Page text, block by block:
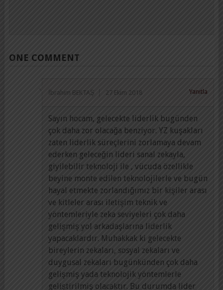
ONE COMMENT
İbrahim BEKTAŞ 27 Ekim 2018 Yanıtla
Sayın hocam, gelecekte liderlik bugünden
çok daha zor olacağa benziyor. YZ kuşakları
zaten liderlik süreçlerini zorlamaya devam
ederken geleceğin lideri sanal zekayla,
giyilebilir teknoloji ile , vücuda özellikle
beyine monte edilen teknolojilerle ve bugün
hayal etmekte zorlandığımız bir kişiler arası
ve kitleler arası iletişim teknik ve
yöntemleriyle zeka seviyeleri çok daha
gelişmiş yol arkadaşlarına liderlik
yapacaklardır. Muhakkak ki gelecekte
bireylerin zekaları, sosyal zekaları ve
duygusal zekaları bugünkünden çok daha
gelişmiş yada teknolojik yöntemlerle
geliştirilmiş olacaktır. Bu durumda lider